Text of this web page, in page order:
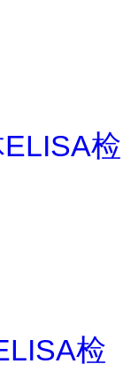
检
检